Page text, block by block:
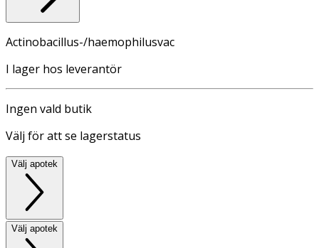
Actinobacillus-/haemophilusvac
I lager hos leverantör
Ingen vald butik
Välj för att se lagerstatus
Välj apotek
Välj apotek